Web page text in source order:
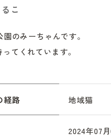
こ
のみーちゃんです。
てくれています。
経路 地域猫
2024年07